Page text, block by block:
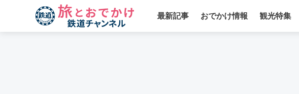
最新記事 おでかけ情報 観光特集